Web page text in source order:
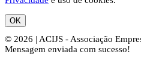
OK
© 2026 | ACIJS - Associação
Mensagem enviada com sucesso!